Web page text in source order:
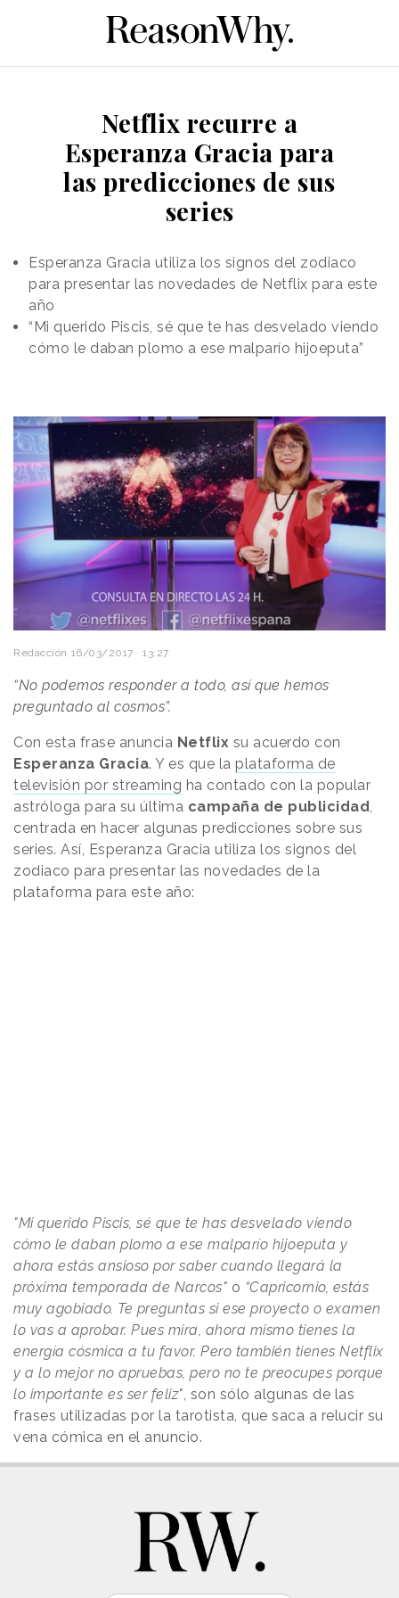
Netflix recurre a
Esperanza Gracia para
las predicciones de sus
series
Esperanza Gracia utiliza los signos del zodiaco
para presentar las novedades de Netflix para este
año
“Mi querido Piscis, sé que te has desvelado viendo
cómo le daban plomo a ese malparío hijoeputa”
Redacción 16/03/2017 · 13:27
“No podemos responder a todo, así que hemos
preguntado al cosmos”.
Con esta frase anuncia Netflix su acuerdo con
Esperanza Gracia. Y es que la plataforma de
televisión por streaming ha contado con la popular
astróloga para su última campaña de publicidad,
centrada en hacer algunas predicciones sobre sus
series. Así, Esperanza Gracia utiliza los signos del
zodiaco para presentar las novedades de la
plataforma para este año:
"Mi querido Piscis, sé que te has desvelado viendo
cómo le daban plomo a ese malparío hijoeputa y
ahora estás ansioso por saber cuando llegará la
próxima temporada de Narcos" o “Capricornio, estás
muy agobiado. Te preguntas si ese proyecto o examen
lo vas a aprobar. Pues mira, ahora mismo tienes la
energía cósmica a tu favor. Pero también tienes Netflix
y a lo mejor no apruebas, pero no te preocupes porque
lo importante es ser feliz", son sólo algunas de las
frases utilizadas por la tarotista, que saca a relucir su
vena cómica en el anuncio.